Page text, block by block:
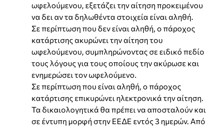
ωφελούμενου, εξετάζει την αίτηση προκειμένου
να δει αν τα δηλωθέντα στοιχεία είναι αληθή.
Σε περίπτωση που δεν είναι αληθή, ο πάροχος
κατάρτισης ακυρώνει την αίτηση του
ωφελούμενου, συμπληρώνοντας σε ειδικό πεδίο
τους λόγους για τους οποίους την ακύρωσε και
ενημερώσει τον ωφελούμενο.
Σε περίπτωση που είναι αληθή, ο πάροχος
κατάρτισης επικυρώνει ηλεκτρονικά την αίτηση.
Τα δικαιολογητικά θα πρέπει να αποσταλούν και
σε έντυπη μορφή στην ΕΕΔΕ εντός 3 ημερών. Από